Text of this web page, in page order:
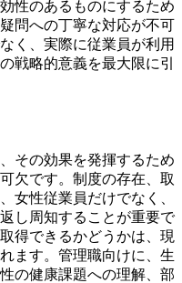
性のあるものにするため
問への丁寧な対応が不可
く、実際に従業員が利用
戦略的意義を最大限に引
その効果を発揮するため
欠です。制度の存在、取
女性従業員だけでなく、
し周知することが重要で
得できるかどうかは、現
ます。管理職向けに、生
の健康課題への理解、部